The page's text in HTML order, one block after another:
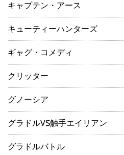
キャプテン・アース
キューティーハンターズ
ギャグ・コメディ
クリッター
グノーシア
グラドルVS触手エイリアン
グラドルバトル